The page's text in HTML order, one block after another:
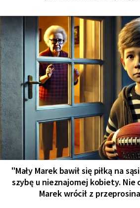
"Mały Marek bawił się piłką na
szybę u nieznajomej kobiety. Nie
Marek wrócił z